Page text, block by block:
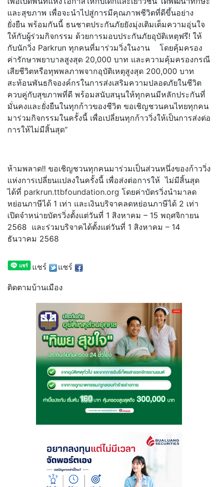
และสุขภาพ เพื่อจะนำไปสู่การมีคุณภาพชีวิตที่ดีขึ้นอย่าง
ยั่งยืน พร้อมกันนี้ ธนชาตประกันภัยยังมุ่งเติมเต็มความอุ่นใจ
ให้กับผู้ร่วมกิจกรรม ด้วยการมอบประกันภัยอุบัติเหตุฟรี! ให้
กับนักวิ่ง Parkrun ทุกคนที่มาร่วมวิ่งในงาน โดยคุ้มครอง
ค่ารักษาพยาบาลสูงสุด 20,000 บาท และความคุ้มครองกรณี
เสียชีวิตหรือทุพพลภาพจากอุบัติเหตุสูงสุด 200,000 บาท
สะท้อนพันธกิจองค์กรในการส่งเสริมความปลอดภัยในชีวิต
ควบคู่กับสุขภาพที่ดี พร้อมสนับสนุนให้ทุกคนมีหลักประกันที่
มั่นคงและยั่งยืนในทุกก้าวของชีวิต ขอเชิญชวนคนไทยทุกคน
มาร่วมกิจกรรมในครั้งนี้ เพื่อเปลี่ยนทุกก้าววิ่งให้เป็นการส่งต่อ
การให้ไม่มีสิ้นสุด”
ห้ามพลาด!! ขอเชิญชวนทุกคนมาร่วมเป็นส่วนหนึ่งของก้าววิ่ง
แห่งการเปลี่ยนแปลงในครั้งนี้ เพื่อส่งต่อการให้ ไม่มีสิ้นสุด
ได้ที่ parkrun.ttbfoundation.org โดยค่าบัตรวิ่งนำมาลด
หย่อนภาษีได้ 1 เท่า และเงินบริจาคลดหย่อนภาษีได้ 2 เท่า
เปิดจำหน่ายบัตรวิ่งตั้งแต่วันที่ 1 สิงหาคม – 15 พฤศจิกายน
2568 และร่วมบริจาคได้ตั้งแต่วันที่ 1 สิงหาคม – 14
ธันวาคม 2568
แชร์ แชร์
ติดตามบ้านเมือง